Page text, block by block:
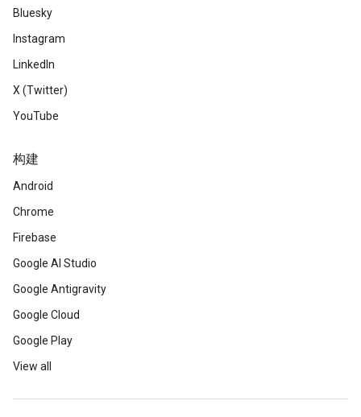
Bluesky
Instagram
LinkedIn
X (Twitter)
YouTube
构建
Android
Chrome
Firebase
Google AI Studio
Google Antigravity
Google Cloud
Google Play
View all